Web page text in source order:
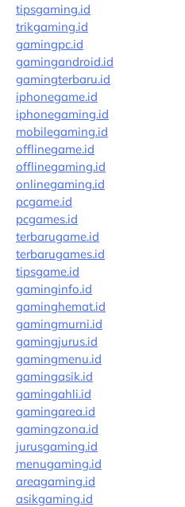
tipsgaming.id
trikgaming.id
gamingpc.id
gamingandroid.id
gamingterbaru.id
iphonegame.id
iphonegaming.id
mobilegaming.id
offlinegame.id
offlinegaming.id
onlinegaming.id
pcgame.id
pcgames.id
terbarugame.id
terbarugames.id
tipsgame.id
gaminginfo.id
gaminghemat.id
gamingmurni.id
gamingjurus.id
gamingmenu.id
gamingasik.id
gamingahli.id
gamingarea.id
gamingzona.id
jurusgaming.id
menugaming.id
areagaming.id
asikgaming.id